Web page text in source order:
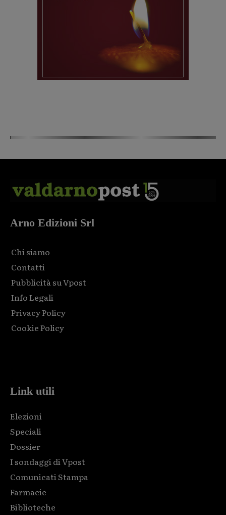
Arno Edizioni Srl
Chi siamo
Contatti
Pubblicità su Vpost
Info Legali
Privacy Policy
Cookie Policy
Link utili
Elezioni
Speciali
Dossier
I sondaggi di Vpost
Comunicati Stampa
Farmacie
Biblioteche